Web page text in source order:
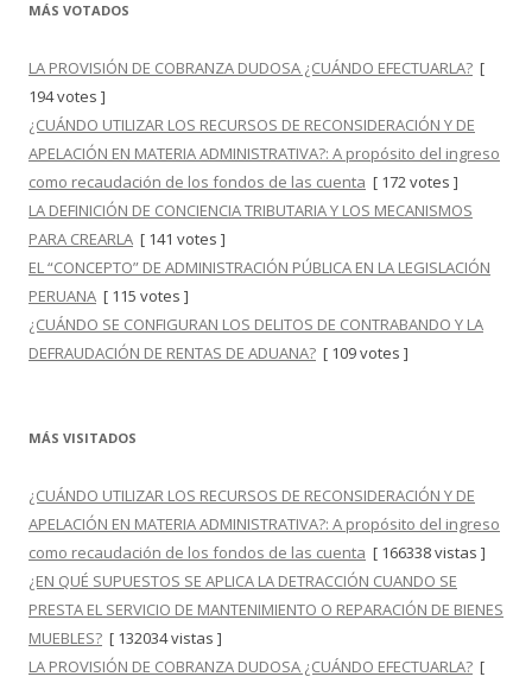
MÁS VOTADOS
LA PROVISIÓN DE COBRANZA DUDOSA ¿CUÁNDO EFECTUARLA? [
194 votes ]
¿CUÁNDO UTILIZAR LOS RECURSOS DE RECONSIDERACIÓN Y DE
APELACIÓN EN MATERIA ADMINISTRATIVA?: A propósito del ingreso
como recaudación de los fondos de las cuenta [ 172 votes ]
LA DEFINICIÓN DE CONCIENCIA TRIBUTARIA Y LOS MECANISMOS
PARA CREARLA [ 141 votes ]
EL “CONCEPTO” DE ADMINISTRACIÓN PÚBLICA EN LA LEGISLACIÓN
PERUANA [ 115 votes ]
¿CUÁNDO SE CONFIGURAN LOS DELITOS DE CONTRABANDO Y LA
DEFRAUDACIÓN DE RENTAS DE ADUANA? [ 109 votes ]
MÁS VISITADOS
¿CUÁNDO UTILIZAR LOS RECURSOS DE RECONSIDERACIÓN Y DE
APELACIÓN EN MATERIA ADMINISTRATIVA?: A propósito del ingreso
como recaudación de los fondos de las cuenta [ 166338 vistas ]
¿EN QUÉ SUPUESTOS SE APLICA LA DETRACCIÓN CUANDO SE
PRESTA EL SERVICIO DE MANTENIMIENTO O REPARACIÓN DE BIENES
MUEBLES? [ 132034 vistas ]
LA PROVISIÓN DE COBRANZA DUDOSA ¿CUÁNDO EFECTUARLA? [